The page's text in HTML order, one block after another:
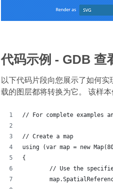
代码示例 - GDB 查
以下代码片段向您展示了如何
载的图层都将转换为它。 该样
// For complete examples
// Create a map
using (var map = new
{
// Use the